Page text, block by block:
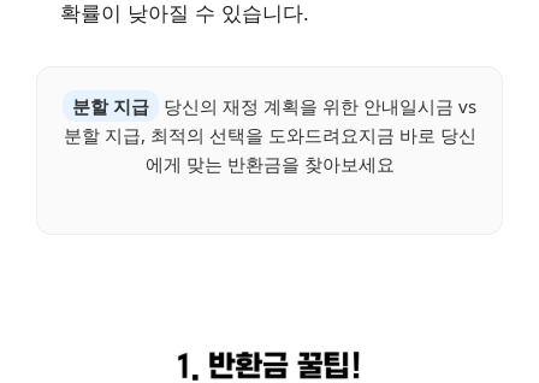
확률이 낮아질 수 있습니다.
분할 지급
당신의 재정 계획을 위한 안내일시금 vs
분할 지급, 최적의 선택을 도와드려요지금 바로 당신
에게 맞는 반환금을 찾아보세요